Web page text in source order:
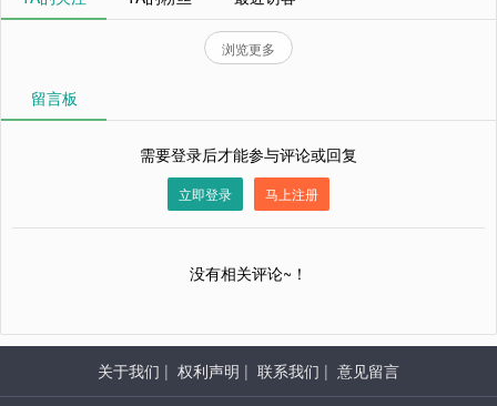
浏览更多
留言板
需要登录后才能参与评论或回复
立即登录 马上注册
没有相关评论~！
关于我们 | 权利声明 | 联系我们 | 意见留言